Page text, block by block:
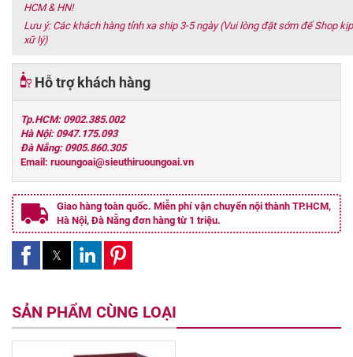
HCM & HN!
Lưu ý: Các khách hàng tỉnh xa ship 3-5 ngày (Vui lòng đặt sớm để Shop kịp
xữ lý)
Hỗ trợ khách hàng
Tp.HCM: 0902.385.002
Hà Nội: 0947.175.093
Đà Nẵng: 0905.860.305
Email: ruoungoai@sieuthiruoungoai.vn
Giao hàng toàn quốc. Miễn phí vận chuyển nội thành TP.HCM,
Hà Nội, Đà Nẵng đơn hàng từ 1 triệu.
SẢN PHẨM CÙNG LOẠI